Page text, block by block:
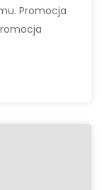
Promocja